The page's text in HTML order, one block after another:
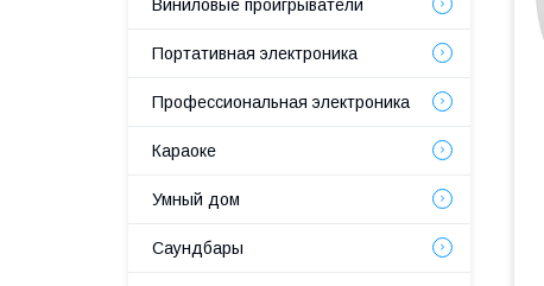
Виниловые проигрыватели
Портативная электроника
Профессиональная электроника
Караоке
Умный дом
Саундбары